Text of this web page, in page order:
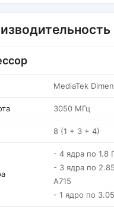
MediaTek
3050 МГц
8 (1 + 3 + 4)
- 4 ядра по 1.8
- 3 ядра по
A715
- 1 ядро по